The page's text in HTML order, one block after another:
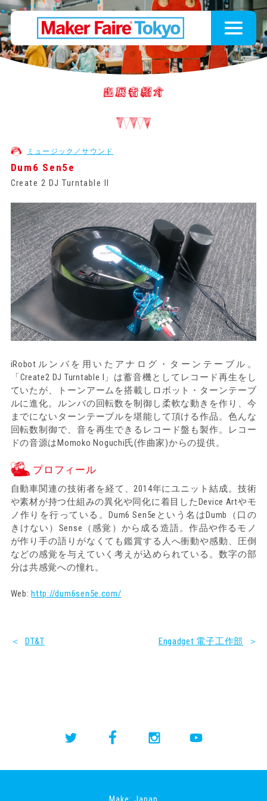
ミュージック／サウンド
Dum6 Sen5e
Create 2 DJ Turntable II
iRobotルンバを用いたアナログ・ターンテーブル。
「Create2 DJ Turntable I」は蓄音機としてレコード再生をし
ていたが、トーンアームを搭載しロボット・ターンテーブ
ルに進化。ルンバの回転数を制御し柔軟な動きを作り、今
までにないターンテーブルを堪能して頂ける作品。色んな
回転数制御で、音を再生できるレコード盤も製作。レコー
ドの音源はMomoko Noguchi氏(作曲家)からの提供。
プロフィール
自動車関連の技術者を経て、2014年にユニット結成。技術
や素材が持つ仕組みの異化や同化に着目したDevice Artやモ
ノ作りを行っている。Dum6 Sen5eという名はDumb（口の
きけない）Sense（感覚）から成る造語。作品や作るモノ
が作り手の語りがなくても鑑賞する人へ衝動や感動、圧倒
などの感覚を与えていく考えが込められている。数字の部
分は共感覚への憧れ。
Web: http://dum6sen5e.com/
＜ DT&T Engadget 電子工作部 ＞